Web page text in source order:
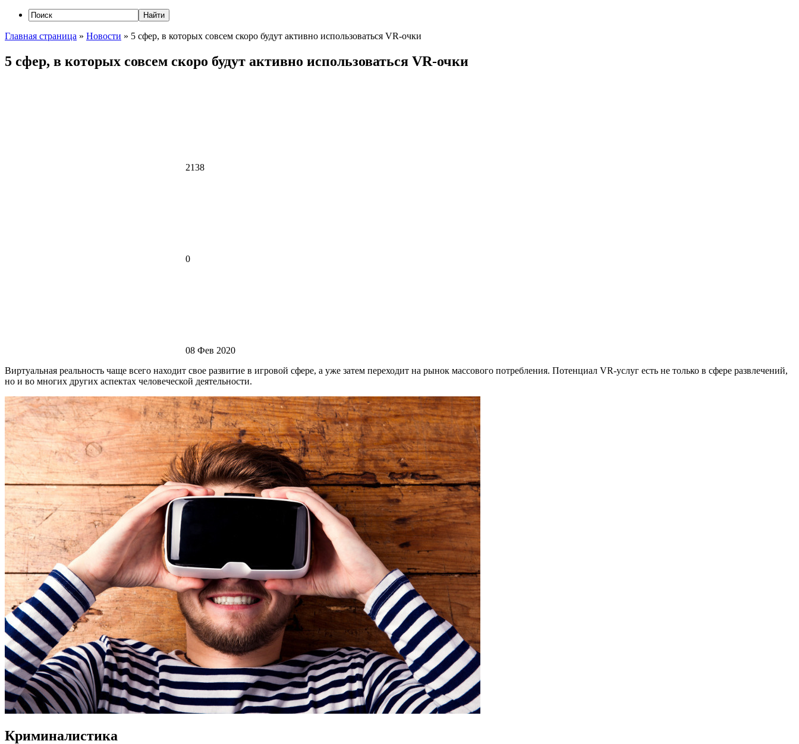
Главная страница » Новости » 5 сфер, в которых совсем скоро будут активно использоваться VR-очки
5 сфер, в которых совсем скоро будут активно использоваться VR-очки
2138
0
08 Фев 2020
Виртуальная реальность чаще всего находит свое развитие в игровой сфере, а уже затем переходит на рынок массового потребления. Потенциал VR-услуг есть не только в сфере развлечений,
но и во многих других аспектах человеческой деятельности.
Криминалистика